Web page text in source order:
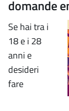
domande
Se hai tra i
18 e i 28
anni e
desideri
fare